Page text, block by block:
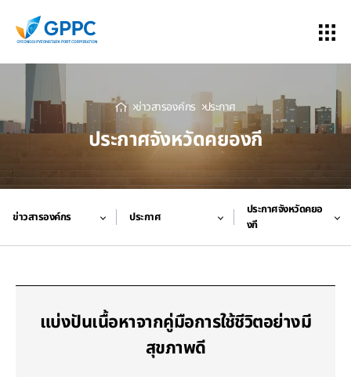
ข่าวสารองค์กร ประกาศ
ประกาศจังหวัดคยองกี
ข่าวสารองค์กร ประกาศ
ประกาศจังหวัดคยอ
งกี
แบ่งปันเนื้อหาจากคู่มือการใช้ชีวิตอย่างมี
สุขภาพดี